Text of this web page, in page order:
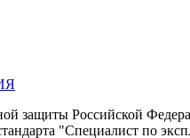
защиты Российской
"Специалист по